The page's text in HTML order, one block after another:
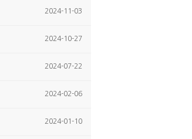
2024-11-03
2024-10-27
2024-07-22
2024-02-06
2024-01-10